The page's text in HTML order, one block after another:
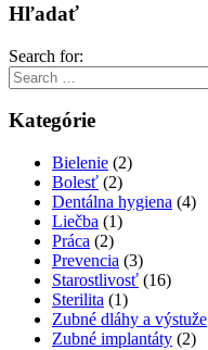
Hľadať
Search for:
Kategórie
Bielenie (2)
Bolesť (2)
Dentálna hygiena (4)
Liečba (1)
Práca (2)
Prevencia (3)
Starostlivosť (16)
Sterilita (1)
Zubné dláhy a výstuže
Zubné implantáty (2)